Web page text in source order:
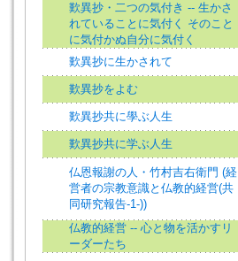
歎異抄・二つの気付き -- 生かさ
れていることに気付く そのこと
に気付かぬ自分に気付く
歎異抄に生かされて
歎異抄をよむ
歎異抄共に學ぶ人生
歎異抄共に学ぶ人生
仏恩報謝の人・竹村吉右衛門 (経
営者の宗教意識と仏教的経営(共
同研究報告-1-))
仏教的経営 -- 心と物を活かすリ
ーダーたち